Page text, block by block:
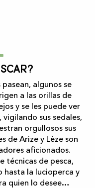
algunos se
a las orillas de
y se les puede ver
sus sedales,
orgullosos sus
de Arize y Lèze son
aficionados.
técnicas de pesca,
hasta la lucioperca y
quien lo desee…